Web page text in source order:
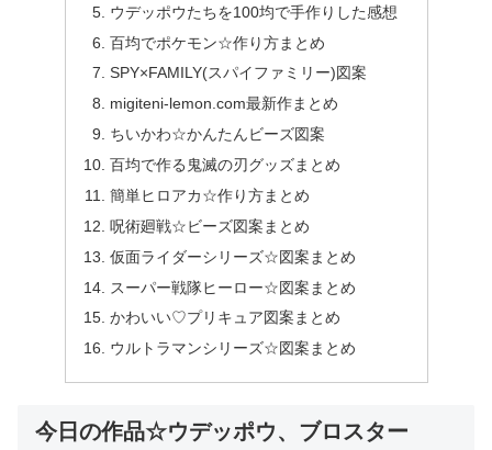
ウデッポウたちを100均で手作りした感想
百均でポケモン☆作り方まとめ
SPY×FAMILY(スパイファミリー)図案
migiteni-lemon.com最新作まとめ
ちいかわ☆かんたんビーズ図案
百均で作る鬼滅の刃グッズまとめ
簡単ヒロアカ☆作り方まとめ
呪術廻戦☆ビーズ図案まとめ
仮面ライダーシリーズ☆図案まとめ
スーパー戦隊ヒーロー☆図案まとめ
かわいい♡プリキュア図案まとめ
ウルトラマンシリーズ☆図案まとめ
今日の作品☆ウデッポウ、ブロスター